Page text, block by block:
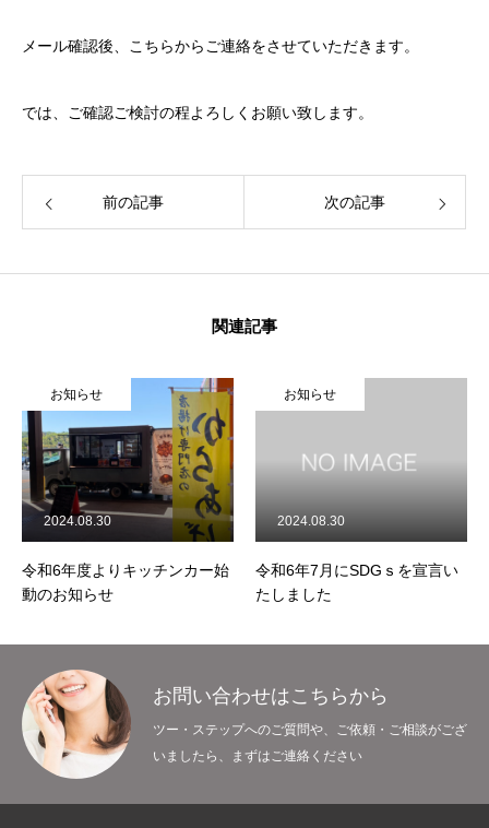
メール確認後、こちらからご連絡をさせていただきます。
では、ご確認ご検討の程よろしくお願い致します。
前の記事 次の記事
関連記事
お知らせ
令和6年度よりキッチンカー始
動のお知らせ
2024.08.30
お知らせ
令和6年7月にSDGｓを宣言い
たしました
2024.08.30
お問い合わせはこちらから
ツー・ステップへのご質問や、ご依頼・ご相談がござ
いましたら、まずはご連絡ください